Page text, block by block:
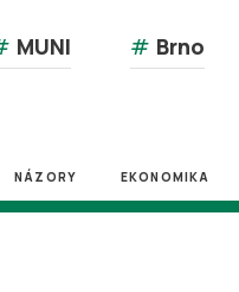
MUNI # Brno
NÁZORY EKONOMIKA